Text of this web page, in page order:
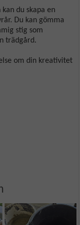
du skapa en
Du kan gömma
stig som
trädgård.
om din kreativitet